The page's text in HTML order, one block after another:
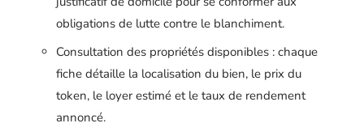
obligations de lutte contre le blanchiment.
Consultation des propriétés disponibles : chaque
fiche détaille la localisation du bien, le prix du
token, le loyer estimé et le taux de rendement
annoncé.